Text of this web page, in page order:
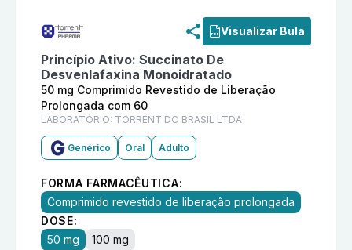
Visualizar Bula
Princípio Ativo: Succinato De
Desvenlafaxina Monoidratado
50 mg Comprimido Revestido de Liberação
Prolongada com 60
LABORATÓRIO: TORRENT DO BRASIL LTDA
Genérico Oral Adulto
FORMA FARMACÊUTICA:
Comprimido revestido de liberação prolongada
DOSE:
50 mg
100 mg